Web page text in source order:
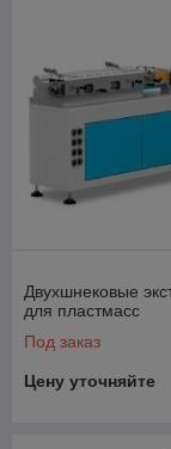
Двухшнековые
для пластмасс
Под заказ
Цену уточняйте